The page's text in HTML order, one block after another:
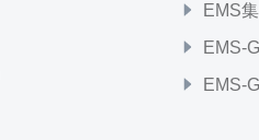
EMS
EMS-
EMS-